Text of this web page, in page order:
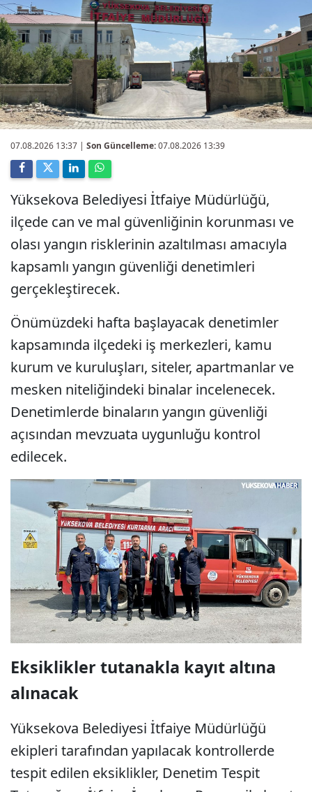
07.08.2026 13:37 | Son Güncelleme:07.08.2026 13:39
Yüksekova Belediyesi İtfaiye Müdürlüğü,
ilçede can ve mal güvenliğinin korunması ve
olası yangın risklerinin azaltılması amacıyla
kapsamlı yangın güvenliği denetimleri
gerçekleştirecek.
Önümüzdeki hafta başlayacak denetimler
kapsamında ilçedeki iş merkezleri, kamu
kurum ve kuruluşları, siteler, apartmanlar ve
mesken niteliğindeki binalar incelenecek.
Denetimlerde binaların yangın güvenliği
açısından mevzuata uygunluğu kontrol
edilecek.
Eksiklikler tutanakla kayıt altına
alınacak
Yüksekova Belediyesi İtfaiye Müdürlüğü
ekipleri tarafından yapılacak kontrollerde
tespit edilen eksiklikler, Denetim Tespit